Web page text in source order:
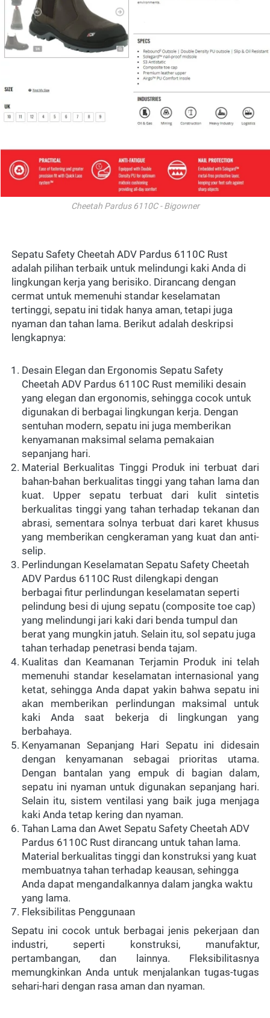
Cheetah Pardus 6110C - Bigowner
Sepatu Safety Cheetah ADV Pardus 6110C Rust
adalah pilihan terbaik untuk melindungi kaki Anda di
lingkungan kerja yang berisiko. Dirancang dengan
cermat untuk memenuhi standar keselamatan
tertinggi, sepatu ini tidak hanya aman, tetapi juga
nyaman dan tahan lama. Berikut adalah deskripsi
lengkapnya:
Desain Elegan dan Ergonomis Sepatu Safety
Cheetah ADV Pardus 6110C Rust memiliki desain
yang elegan dan ergonomis, sehingga cocok untuk
digunakan di berbagai lingkungan kerja. Dengan
sentuhan modern, sepatu ini juga memberikan
kenyamanan maksimal selama pemakaian
sepanjang hari.
Material Berkualitas Tinggi Produk ini terbuat dari
bahan-bahan berkualitas tinggi yang tahan lama dan
kuat. Upper sepatu terbuat dari kulit sintetis
berkualitas tinggi yang tahan terhadap tekanan dan
abrasi, sementara solnya terbuat dari karet khusus
yang memberikan cengkeraman yang kuat dan anti-
selip.
Perlindungan Keselamatan Sepatu Safety Cheetah
ADV Pardus 6110C Rust dilengkapi dengan
berbagai fitur perlindungan keselamatan seperti
pelindung besi di ujung sepatu (composite toe cap)
yang melindungi jari kaki dari benda tumpul dan
berat yang mungkin jatuh. Selain itu, sol sepatu juga
tahan terhadap penetrasi benda tajam.
Kualitas dan Keamanan Terjamin Produk ini telah
memenuhi standar keselamatan internasional yang
ketat, sehingga Anda dapat yakin bahwa sepatu ini
akan memberikan perlindungan maksimal untuk
kaki Anda saat bekerja di lingkungan yang
berbahaya.
Kenyamanan Sepanjang Hari Sepatu ini didesain
dengan kenyamanan sebagai prioritas utama.
Dengan bantalan yang empuk di bagian dalam,
sepatu ini nyaman untuk digunakan sepanjang hari.
Selain itu, sistem ventilasi yang baik juga menjaga
kaki Anda tetap kering dan nyaman.
Tahan Lama dan Awet Sepatu Safety Cheetah ADV
Pardus 6110C Rust dirancang untuk tahan lama.
Material berkualitas tinggi dan konstruksi yang kuat
membuatnya tahan terhadap keausan, sehingga
Anda dapat mengandalkannya dalam jangka waktu
yang lama.
Fleksibilitas Penggunaan
Sepatu ini cocok untuk berbagai jenis pekerjaan dan
industri, seperti konstruksi, manufaktur,
pertambangan, dan lainnya. Fleksibilitasnya
memungkinkan Anda untuk menjalankan tugas-tugas
sehari-hari dengan rasa aman dan nyaman.